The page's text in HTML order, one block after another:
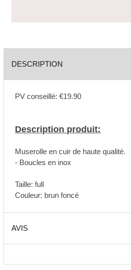
DESCRIPTION
PV conseillé: €19.90
Description produit:
Muserolle en cuir de haute qualité.
- Boucles en inox
Taille: full
Couleur: brun foncé
AVIS